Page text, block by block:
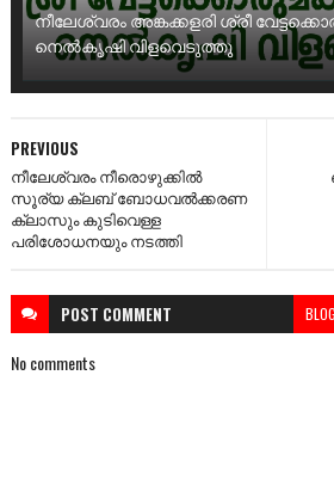
നീലേശ്വരം അങ്കക്കളരി ശ്രീ
നെൽകൃഷി വിളവെടുത്തു
PREVIOUS
നീലേശ്വരം നീരൊഴുക്കിൽ
സൂര്യ ക്ലബ് ബോധവൽക്കരണ
ക്ലാസും കുടിവെള്ള
പരിശോധനയും നടത്തി
POST COMMENT
No comments